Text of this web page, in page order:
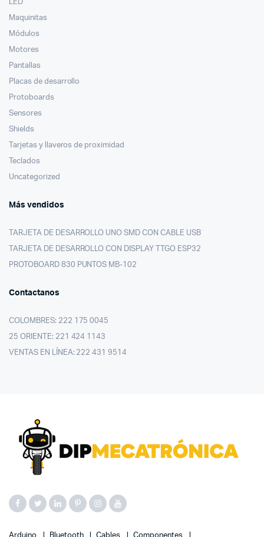
LED
Maquinitas
Módulos
Motores
Pantallas
Placas de desarrollo
Protoboards
Sensores
Shields
Tarjetas y llaveros de proximidad
Teclados
Uncategorized
Más vendidos
TARJETA DE DESARROLLO UNO SMD CON CABLE USB
TARJETA DE DESARROLLO CON DISPLAY TTGO ESP32
PROTOBOARD 830 PUNTOS MB-102
Contactanos
COLOMBRES: 222 175 0045
25 ORIENTE: 221 424 1143
VENTAS EN LÍNEA: 222 431 9514